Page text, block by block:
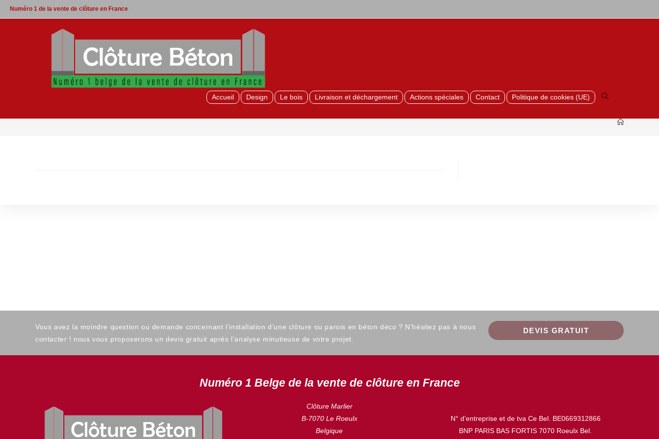
Skip
to
Numéro 1 de la vente de clôture en France
Accueil Design Le bois Livraison et déchargement Actions spéciales Contact Politique de cookies (UE)
Toggle
website
search
Vous avez la moindre question ou demande concernant l’installation d’une clôture ou parois en béton déco ? N’hésitez pas à nous
contacter ! nous vous proposerons un devis gratuit après l’analyse minutieuse de votre projet.
DEVIS GRATUIT
Numéro 1 Belge de la vente de clôture en France
Clôture Marlier
B-7070 Le Roeulx
Belgique
N° d’entreprise et de tva Ce Bel. BE0669312866
BNP PARIS BAS FORTIS 7070 Roeulx Bel.